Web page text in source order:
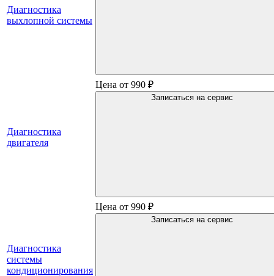
Диагностика
выхлопной системы
Диагностика
двигателя
Цена от 990 ₽
Записаться на сервис
Диагностика
системы
кондиционирования
Цена от 990 ₽
Записаться на сервис